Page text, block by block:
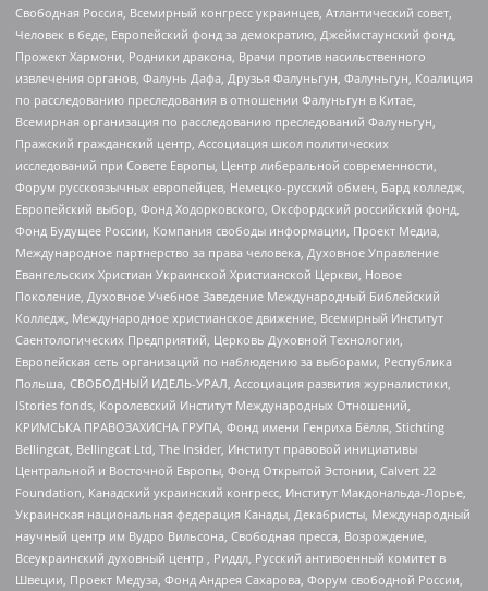
Свободная Россия, Всемирный конгресс украинцев, Атлантический совет,
Человек в беде, Европейский фонд за демократию, Джеймстаунский фонд,
Прожект Хармони, Родники дракона, Врачи против насильственного
извлечения органов, Фалунь Дафа, Друзья Фалуньгун, Фалуньгун, Коалиция
по расследованию преследования в отношении Фалуньгун в Китае,
Всемирная организация по расследованию преследований Фалуньгун,
Пражский гражданский центр, Ассоциация школ политических
исследований при Совете Европы, Центр либеральной современности,
Форум русскоязычных европейцев, Немецко-русский обмен, Бард колледж,
Европейский выбор, Фонд Ходорковского, Оксфордский российский фонд,
Фонд Будущее России, Компания свободы информации, Проект Медиа,
Международное партнерство за права человека, Духовное Управление
Евангельских Христиан Украинской Христианской Церкви, Новое
Поколение, Духовное Учебное Заведение Международный Библейский
Колледж, Международное христианское движение, Всемирный Институт
Саентологических Предприятий, Церковь Духовной Технологии,
Европейская сеть организаций по наблюдению за выборами, Республика
Польша, СВОБОДНЫЙ ИДЕЛЬ-УРАЛ, Ассоциация развития журналистики,
IStories fonds, Королевский Институт Международных Отношений,
КРИМСЬКА ПРАВОЗАХИСНА ГРУПА, Фонд имени Генриха Бёлля, Stichting
Bellingcat, Bellingcat Ltd, The Insider, Институт правовой инициативы
Центральной и Восточной Европы, Фонд Открытой Эстонии, Calvert 22
Foundation, Канадский украинский конгресс, Институт Макдональда-Лорье,
Украинская национальная федерация Канады, Декабристы, Международный
научный центр им Вудро Вильсона, Свободная пресса, Возрождение,
Всеукраинский духовный центр , Риддл, Русский антивоенный комитет в
Швеции, Проект Медуза, Фонд Андрея Сахарова, Форум свободной России,